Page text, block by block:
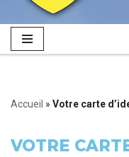
Accueil » Votre carte
VOTRE